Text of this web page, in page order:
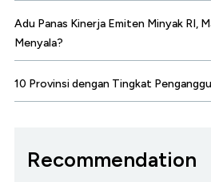
Adu Panas Kinerja Emiten Minyak RI,
Menyala?
10 Provinsi dengan Tingkat
Recommendation